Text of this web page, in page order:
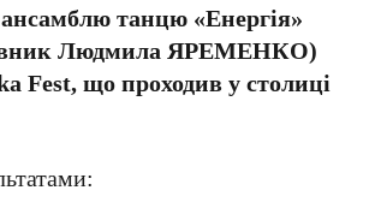
танцю «Енергія»
Людмила ЯРЕМЕНКО)
Fest, що проходив у столиці